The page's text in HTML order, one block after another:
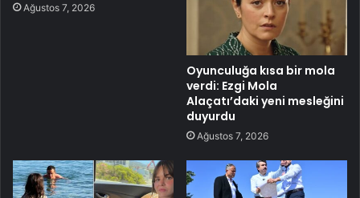
Ağustos 7, 2026
Oyunculuğa kısa bir mola
verdi: Ezgi Mola
Alaçatı’daki yeni mesleğini
duyurdu
Ağustos 7, 2026